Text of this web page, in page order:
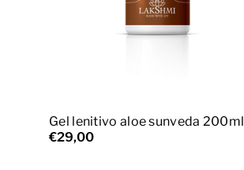
Gel lenitivo aloe sunveda 200ml
€29,00